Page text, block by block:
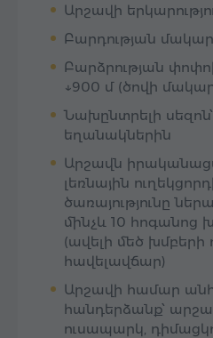
Արշավի
Բարդության
Բարձրության
↓900 մ (ծովի
Նախընտրելի
եղանակներին
Արշավն
լեռնային
ծառայությունը
մինչև 10 հոգանոց
(ավելի մեծ խմբերի
հավելավճար)
Արշավի համար
հանդերձանք՝
ուսապարկ,